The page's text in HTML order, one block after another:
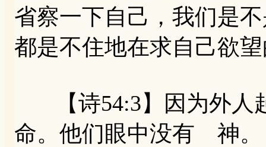
省察一下自己，我们是
都是不住地在求自己欲
【诗54:3】因为外人
命。他们眼中没有 神。